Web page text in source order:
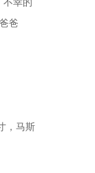
爸
，马斯